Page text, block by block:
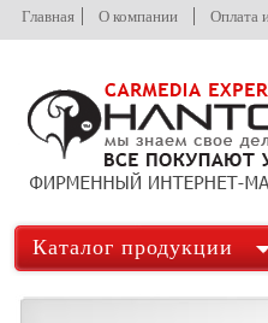
Главная О компании Оплата
Каталог продукции